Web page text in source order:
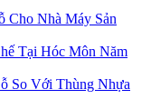
Cho Nhà Máy Sản
Tại Hóc Môn Năm
So Với Thùng Nhựa